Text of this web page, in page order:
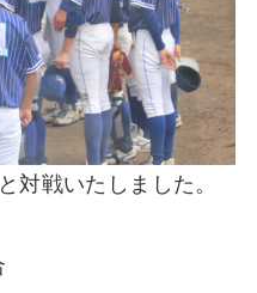
対戦いたしました。